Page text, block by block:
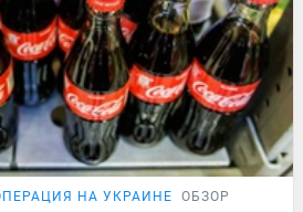
НА УКРАИНЕ ОБЗОР